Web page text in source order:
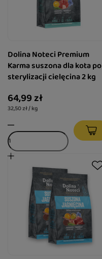
Dolina Noteci Premium
Karma suszona dla kota po
sterylizacji cielęcina 2 kg
64,99 zł
32,50 zł / kg